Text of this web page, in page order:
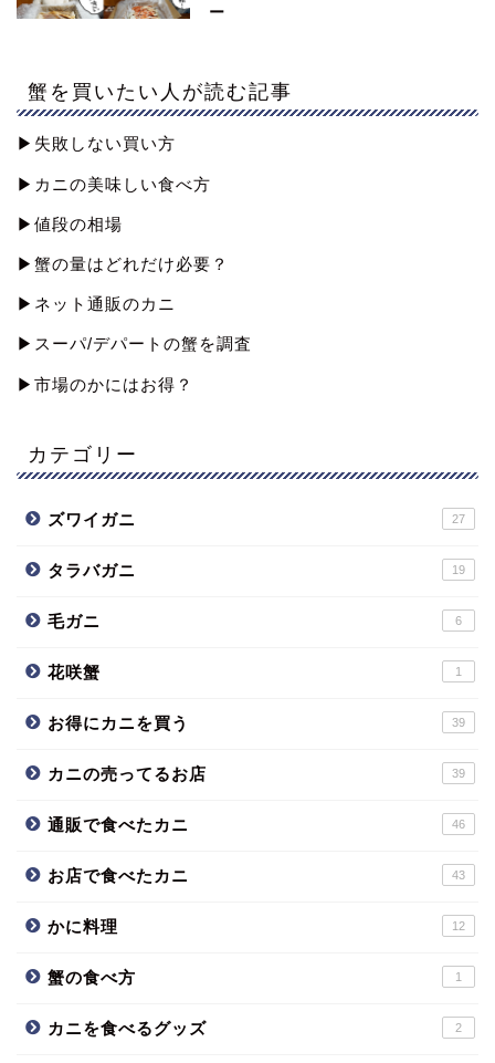
ー
蟹を買いたい人が読む記事
▶︎失敗しない買い方
▶︎カニの美味しい食べ方
▶︎値段の相場
▶︎蟹の量はどれだけ必要？
▶︎ネット通販のカニ
▶︎スーパ/デパートの蟹を調査
▶︎市場のかにはお得？
カテゴリー
ズワイガニ 27
タラバガニ 19
毛ガニ 6
花咲蟹 1
お得にカニを買う 39
カニの売ってるお店 39
通販で食べたカニ 46
お店で食べたカニ 43
かに料理 12
蟹の食べ方 1
カニを食べるグッズ 2